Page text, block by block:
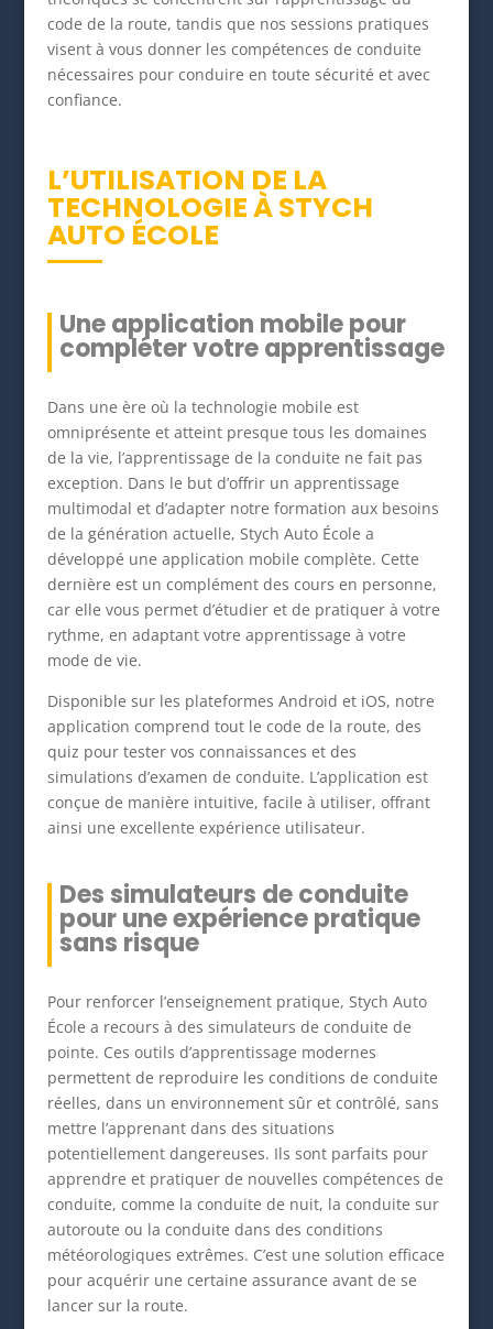
code de la route, tandis que nos sessions pratiques
visent à vous donner les compétences de conduite
nécessaires pour conduire en toute sécurité et avec
confiance.
L’UTILISATION DE LA
TECHNOLOGIE À STYCH
AUTO ÉCOLE
Une application mobile pour
compléter votre apprentissage
Dans une ère où la technologie mobile est
omniprésente et atteint presque tous les domaines
de la vie, l’apprentissage de la conduite ne fait pas
exception. Dans le but d’offrir un apprentissage
multimodal et d’adapter notre formation aux besoins
de la génération actuelle, Stych Auto École a
développé une application mobile complète. Cette
dernière est un complément des cours en personne,
car elle vous permet d’étudier et de pratiquer à votre
rythme, en adaptant votre apprentissage à votre
mode de vie.
Disponible sur les plateformes Android et iOS, notre
application comprend tout le code de la route, des
quiz pour tester vos connaissances et des
simulations d’examen de conduite. L’application est
conçue de manière intuitive, facile à utiliser, offrant
ainsi une excellente expérience utilisateur.
Des simulateurs de conduite
pour une expérience pratique
sans risque
Pour renforcer l’enseignement pratique, Stych Auto
École a recours à des simulateurs de conduite de
pointe. Ces outils d’apprentissage modernes
permettent de reproduire les conditions de conduite
réelles, dans un environnement sûr et contrôlé, sans
mettre l’apprenant dans des situations
potentiellement dangereuses. Ils sont parfaits pour
apprendre et pratiquer de nouvelles compétences de
conduite, comme la conduite de nuit, la conduite sur
autoroute ou la conduite dans des conditions
météorologiques extrêmes. C’est une solution efficace
pour acquérir une certaine assurance avant de se
lancer sur la route.